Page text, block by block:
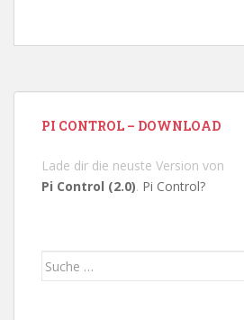
PI CONTROL – DOWNLOAD
Lade dir die neuste Version von
Pi Control (2.0). Pi Control?
Suche